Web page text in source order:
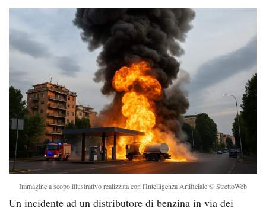
Immagine a scopo illustrativo realizzata con l'Intelligenza Artificiale © StrettoWeb
Un incidente ad un distributore di benzina in via dei